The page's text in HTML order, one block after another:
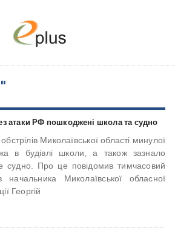
атаки РФ пошкоджені школа та судно
Миколаївської області минулої
в будівлі школи, а також зазнало
судно. Про це повідомив тимчасовий
начальника Миколаївської обласної
Георгій